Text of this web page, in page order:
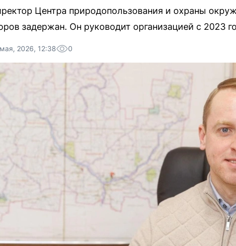
Центра природопользования и охраны
задержан. Он руководит организацией с 2023
2026, 12:38 0